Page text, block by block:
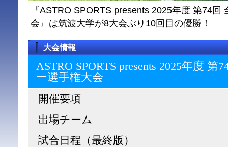
『ASTRO SPORTS presents 2025年度 第74回
会』は筑波大学が8大会ぶり10回目の優勝！
大会情報
ASTRO SPORTS presents 2025年度
ー選⼿権⼤会
開催要項
出場チーム
試合日程（最終版）